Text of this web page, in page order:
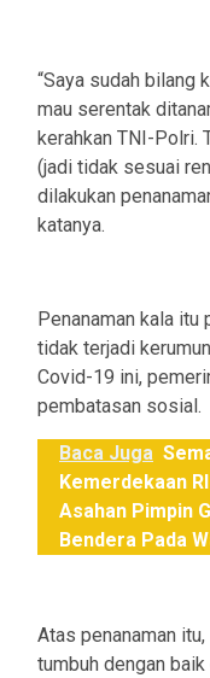
“Saya sudah bilang
mau serentak
kerahkan TNI-Polri.
(jadi tidak sesuai
dilakukan
katanya.
Penanaman kala
tidak terjadi
Covid-19 ini,
pembatasan sosial.
Baca Juga
Kemerdekaan
Asahan Pimpin
Bendera Pada
Atas penanaman
tumbuh dengan